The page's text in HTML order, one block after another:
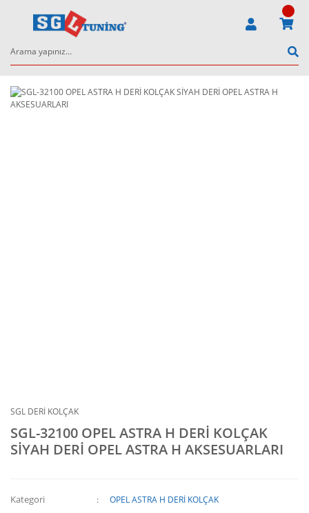
SGL DERİ KOLÇAK
SGL-32100 OPEL ASTRA H DERİ KOLÇAK
SİYAH DERİ OPEL ASTRA H AKSESUARLARI
Kategori OPEL ASTRA H DERİ KOLÇAK